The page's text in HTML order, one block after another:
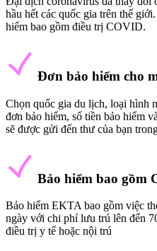
hầu hết các quốc gia trên thế
hiểm bao gồm điều trị COVID.
Đơn bảo hiểm cho
Chọn quốc gia du lịch, loại hình
đơn bảo hiểm, số tiền bảo hiểm
sẽ được gửi đến thư của bạn
Bảo hiểm bao gồm
Bảo hiểm EKTA bao gồm việc
ngày với chi phí lưu trú lên đến
điều trị y tế hoặc nội trú